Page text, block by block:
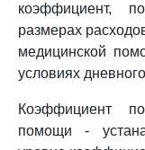
коэффициент,
размерах
медицинской
условиях
Коэффициент
помощи -